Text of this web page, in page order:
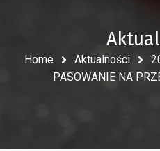
Home Aktualności
PASOWANIE NA